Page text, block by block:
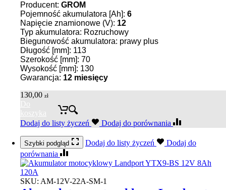
Producent: GROM
Pojemność akumulatora [Ah]: 6
Napięcie znamionowe (V): 12
Typ akumulatora: Rozruchowy
Biegunowość akumulatora: prawy plus
Długość [mm]: 113
Szerokość [mm]: 70
Wysokość [mm]: 130
Gwarancja: 12 miesięcy
130,00 zł
Do
koszyka
Dodaj do listy życzeń
Dodaj do porównania
Szybki podgląd Dodaj do listy życzeń
Dodaj do
porównania
SKU: AM-12V-22A-SM-1